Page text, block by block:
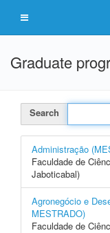
Graduate
Search
Administração
Faculdade de
Jaboticabal)
Agronegócio e
MESTRADO)
Faculdade de